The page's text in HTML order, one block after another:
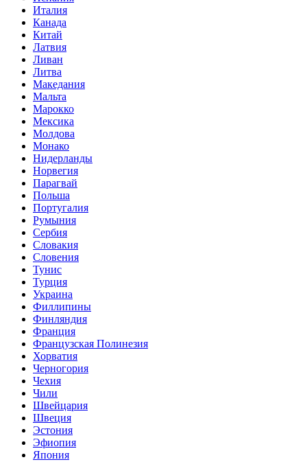
Италия
Канада
Китай
Латвия
Ливан
Литва
Македания
Мальта
Марокко
Мексика
Молдова
Монако
Нидерланды
Норвегия
Парагвай
Польша
Португалия
Румыния
Сербия
Словакия
Словения
Тунис
Турция
Украина
Филлипины
Финляндия
Франция
Французская Полинезия
Хорватия
Черногория
Чехия
Чили
Швейцария
Швеция
Эстония
Эфиопия
Япония